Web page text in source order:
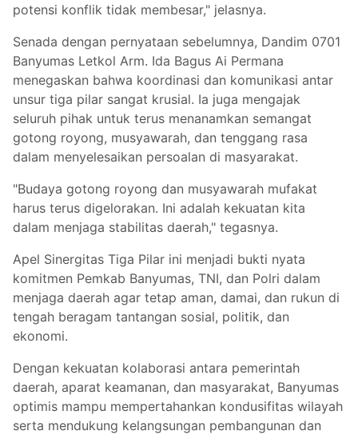
potensi konflik tidak membesar," jelasnya.
Senada dengan pernyataan sebelumnya, Dandim 0701
Banyumas Letkol Arm. Ida Bagus Ai Permana
menegaskan bahwa koordinasi dan komunikasi antar
unsur tiga pilar sangat krusial. Ia juga mengajak
seluruh pihak untuk terus menanamkan semangat
gotong royong, musyawarah, dan tenggang rasa
dalam menyelesaikan persoalan di masyarakat.
"Budaya gotong royong dan musyawarah mufakat
harus terus digelorakan. Ini adalah kekuatan kita
dalam menjaga stabilitas daerah," tegasnya.
Apel Sinergitas Tiga Pilar ini menjadi bukti nyata
komitmen Pemkab Banyumas, TNI, dan Polri dalam
menjaga daerah agar tetap aman, damai, dan rukun di
tengah beragam tantangan sosial, politik, dan
ekonomi.
Dengan kekuatan kolaborasi antara pemerintah
daerah, aparat keamanan, dan masyarakat, Banyumas
optimis mampu mempertahankan kondusifitas wilayah
serta mendukung kelangsungan pembangunan dan